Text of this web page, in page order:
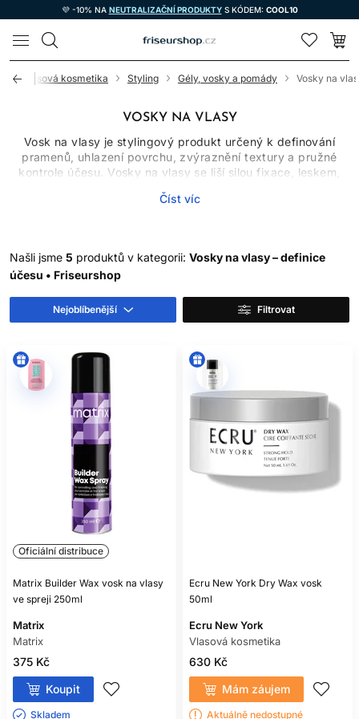
💜 -10% NA NEUTRALIZAČNÍ PRODUKTYS KÓDEM: COOL10
LOMAX
Vlasová kosmetika Styling Gély, vosky a pomády Vosky na
VOSKY NA VLASY
Vosk na vlasy je stylingový produkt určený k definování
pramenů, uhlazení povrchu, zvýraznění textury a pružné
kontrole účesu. Vosky na vlasy se liší silou fixace, leskem,
vymývají. Neexistuje jeden nejlepší výrobek pro každého;
Stylingový vosk na vlasy obvykle nevytváří tak tvrdý film
jako silný gel. Účes proto často zůstává poddajný a lze ho
během dne upravit, ačkoliv se vlastnosti mezi produkty
výrazně liší.
JÍL
Kategorie se mohou překrývat. Klasický vosk nabízí separaci
a pružnou fixaci,
univerzální,pomáda na vlasy
často podporuje uhlazení a
lesk a jíl obvykle matnější, sušší vzhled a objem. Rozhodujte
se podle údajů o fixaci a finiši, nikoli pouze podle názvu na
obalu.
VÝBĚR PODLE TYPU
Na krátkých vlasech vosk zvýrazní jednotlivé prameny, ofinu
nebo texturu střihu. U středně dlouhých vlasů pomůže
usměrnit konečky a kontrolovat poletování. Na dlouhých
vlasech ho používejte lokálně, například na uhlazení
drobných vlasů nebo definování vrstev; velké množství
může délky zatížit.
Jemným vlasům obvykle vyhovuje lehčí textura a malé
dávkování. Hrubé či nepoddajné vlasy mohou potřebovat
pevnější produkt, ale ani u nich není vhodné začínat velkým
množstvím.
Číst víc
Našli jsme 5 produktů v kategorii: Vosky na vlasy – definice
účesu • Friseurshop
Nejoblíbenější Filtrovat
Oficiální distribuce
Matrix Builder Wax vosk na vlasy
ve spreji 250ml
Matrix
Matrix
375 Kč
Koupit
Skladem ㅤ
Ecru New York Dry Wax vosk
50ml
Ecru New York
Vlasová kosmetika
630 Kč
Mám záujem
Aktuálně nedostupné